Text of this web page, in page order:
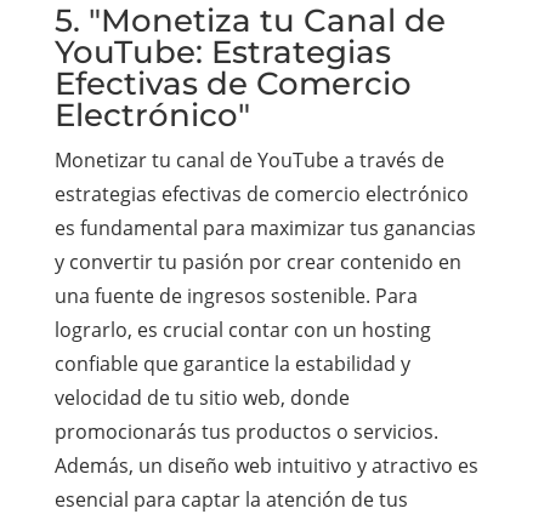
5. "Monetiza tu Canal de
YouTube: Estrategias
Efectivas de Comercio
Electrónico"
Monetizar tu canal de YouTube a través de
estrategias efectivas de comercio electrónico
es fundamental para maximizar tus ganancias
y convertir tu pasión por crear contenido en
una fuente de ingresos sostenible. Para
lograrlo, es crucial contar con un hosting
confiable que garantice la estabilidad y
velocidad de tu sitio web, donde
promocionarás tus productos o servicios.
Además, un diseño web intuitivo y atractivo es
esencial para captar la atención de tus